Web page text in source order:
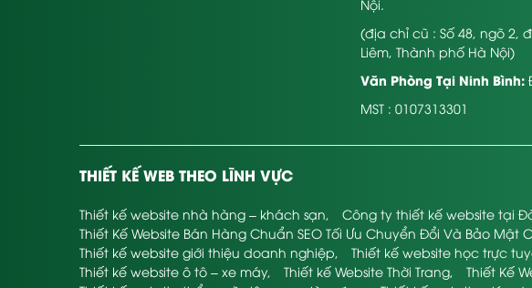
Nội.
(địa chỉ cũ : Số 48, ngõ 2,
Liêm, Thành phố Hà Nội)
Văn Phòng Tại Ninh Bình:
MST : 0107313301
THIẾT KẾ WEB THEO LĨNH VỰC
Thiết kế website nhà hàng – khách sạn, Công ty thiết kế website tại
Thiết Kế Website Bán Hàng Chuẩn SEO Tối Ưu Chuyển Đổi Và Bảo Mật
Thiết kế website giới thiệu doanh nghiệp, Thiết kế website học trực
Thiết kế website ô tô – xe máy, Thiết kế Website Thời Trang, Thiết Kế